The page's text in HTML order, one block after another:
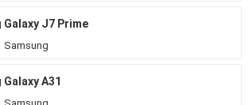
Galaxy J7 Prime
Samsung
A31